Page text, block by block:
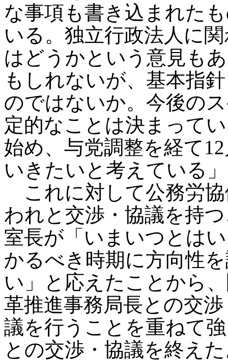
な事項も書き込まれた
いる。独立行政法人に
はどうかという意見も
もしれないが、基本指
のではないか。今後の
定的なことは決まって
始め、与党調整を経て
いきたいと考えている
これに対して公務労
われと交渉・協議を持
室長が「いまいつとは
かるべき時期に方向性
い」と応えたことから
革推進事務局長との交
議を行うことを重ねて
との交渉・協議を終え